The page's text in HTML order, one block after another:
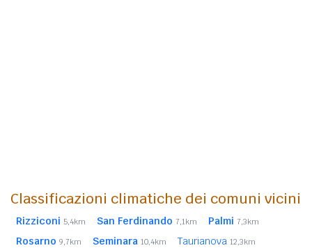
Classificazioni climatiche dei comuni vicini
Rizziconi 5,4km San Ferdinando 7,1km Palmi 7,3km
Rosarno 9,7km Seminara 10,4km Taurianova 12,3km